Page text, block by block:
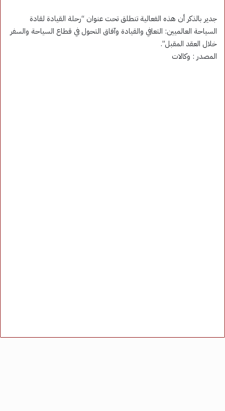
جدير بالذكر أن هذه الفعالية تنطلق تحت عنوان “رحلة القيادة لقادة
السياحة العالميين: التعافي والقيادة وآفاق التحول في قطاع السياحة والسفر
خلال العقد المقبل”.
المصدر : وكالات